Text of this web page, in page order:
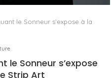
le Sonneur s’expose à la
le Sonneur s’expose
Strip Art